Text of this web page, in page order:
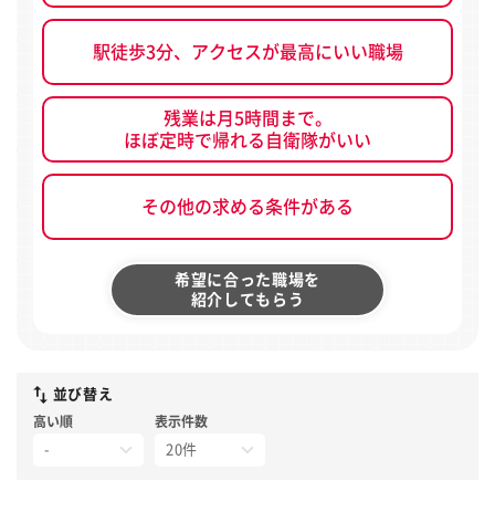
駅徒歩3分、アクセスが最高にいい職場
残業は月5時間まで。
ほぼ定時で帰れる自衛隊がいい
その他の求める条件がある
希望に合った職場を
紹介してもらう
並び替え
高い順 表示件数